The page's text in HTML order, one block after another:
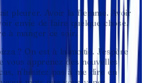
pleurer. Avoir la flemme. Avoir
envie de faire quelque chose.
à manger ce soir.
? On est à la moitié. J'espère
vous apprenez des nouvelles
n'hésitez pas à me dire en